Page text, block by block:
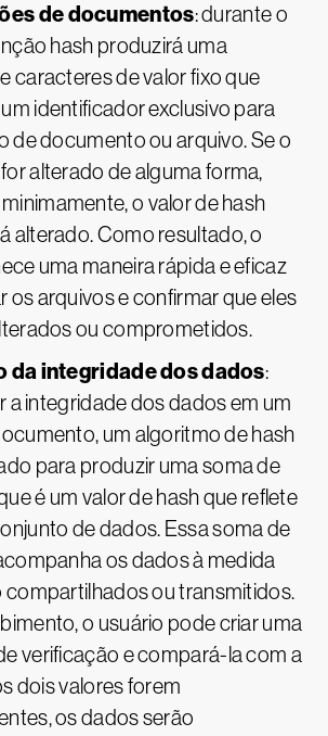
de documentos: durante o
hash produzirá uma
caracteres de valor fixo que
identificador exclusivo para
de documento ou arquivo. Se o
alterado de alguma forma,
o valor de hash
alterado. Como resultado, o
uma maneira rápida e eficaz
os arquivos e confirmar que eles
ou comprometidos.
da integridade dos dados:
a integridade dos dados em um
um algoritmo de hash
para produzir uma soma de
é um valor de hash que reflete
de dados. Essa soma de
os dados à medida
compartilhados ou transmitidos.
o usuário pode criar uma
verificação e compará-la com a
dois valores forem
os dados serão